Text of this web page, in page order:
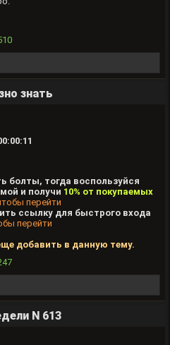
знать
болты, тогда воспользуйся
и получи 10% от покупаемых
перейти
ссылку для быстрого входа
перейти
добавить в данную тему.
N 613